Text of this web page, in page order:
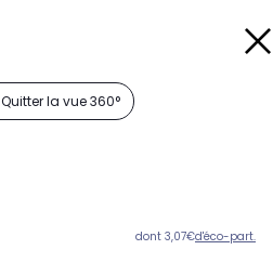
Quitter la vue 360°
dont 3,07€d'éco-part.